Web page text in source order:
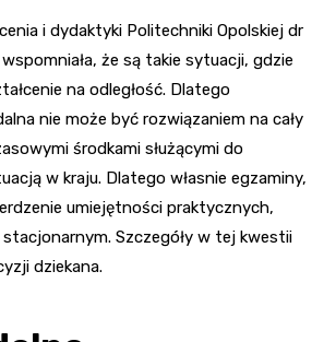
i dydaktyki Politechniki Opolskiej dr
że są takie sytuacji, gdzie
na odległość. Dlatego
nie może być rozwiązaniem na cały
środkami służącymi do
w kraju. Dlatego własnie egzaminy,
umiejętności praktycznych,
Szczegóły w tej kwestii
dziekana.